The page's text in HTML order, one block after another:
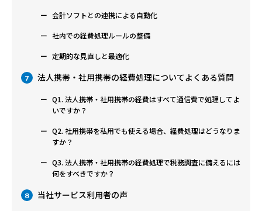
会計ソフトとの連携による自動化
社内での経費処理ルールの整備
定期的な見直しと最適化
7 法人携帯・社用携帯の経費処理についてよくある質問
Q1. 法人携帯・社用携帯の経費はすべて通信費で処理してよ
いですか？
Q2. 社用携帯を私用でも使える場合、経費処理はどうなりま
すか？
Q3. 法人携帯・社用携帯の経費処理で税務調査に備えるには
何をすべきですか？
8 当社サービス利用者の声